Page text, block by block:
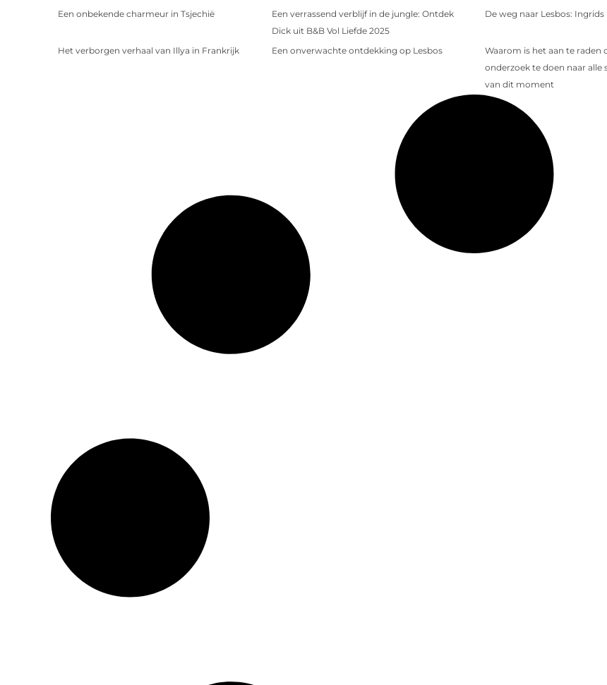
Een onbekende charmeur in Tsjechië
Een verrassend verblijf in de jungle: Ontdek
Dick uit B&B Vol Liefde 2025
De weg naar Lesbos:
Het verborgen verhaal van Illya in Frankrijk Een onverwachte ontdekking op Lesbos
Waarom is het aan te raden
onderzoek te doen naar alle
van dit moment